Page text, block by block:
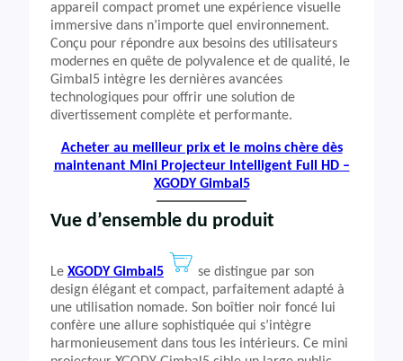
appareil compact promet une expérience visuelle
immersive dans n’importe quel environnement.
Conçu pour répondre aux besoins des utilisateurs
modernes en quête de polyvalence et de qualité, le
Gimbal5 intègre les dernières avancées
technologiques pour offrir une solution de
divertissement complète et performante.
Acheter au meilleur prix et le moins chère dès
maintenant Mini Projecteur Intelligent Full HD –
XGODY Gimbal5
Vue d’ensemble du produit
Le XGODY Gimbal5
se distingue par son
design élégant et compact, parfaitement adapté à
une utilisation nomade. Son boîtier noir foncé lui
confère une allure sophistiquée qui s’intègre
harmonieusement dans tous les intérieurs. Ce mini